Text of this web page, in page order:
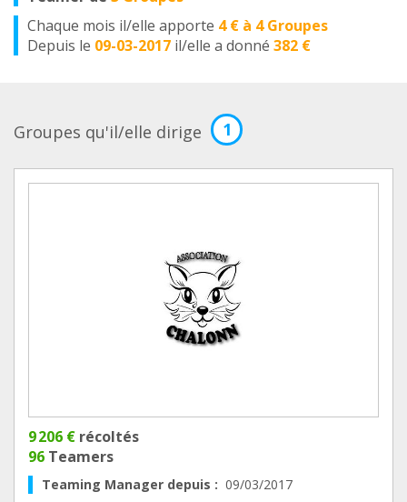
Chaque mois il/elle apporte 4 € à 4 Groupes
Depuis le 09-03-2017 il/elle a donné 382 €
Groupes qu'il/elle dirige 1
9 206 € récoltés
96 Teamers
Teaming Manager depuis : 09/03/2017